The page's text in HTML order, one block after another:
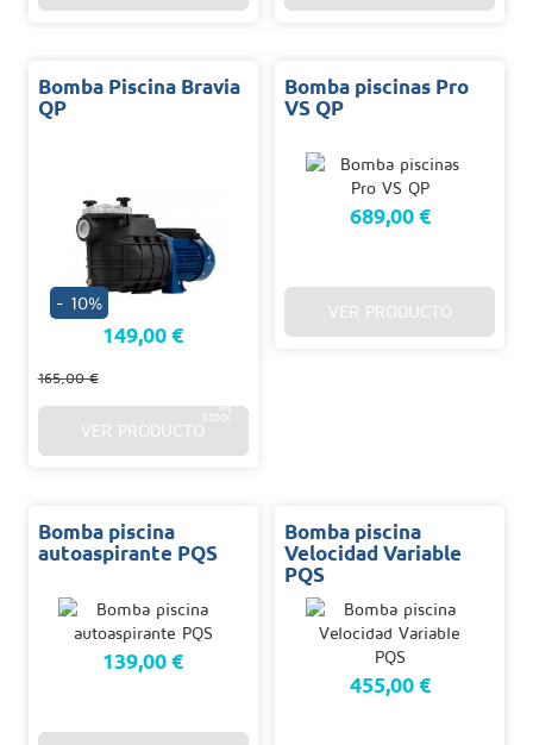
Bomba Piscina Bravia
QP
- 10%
149,00 €
165,00 €
EN
STOCK
VER PRODUCTO
Bomba piscinas Pro
VS QP
689,00 €
VER PRODUCTO
Bomba piscina
autoaspirante PQS
139,00 €
Bomba piscina
Velocidad Variable
PQS
455,00 €